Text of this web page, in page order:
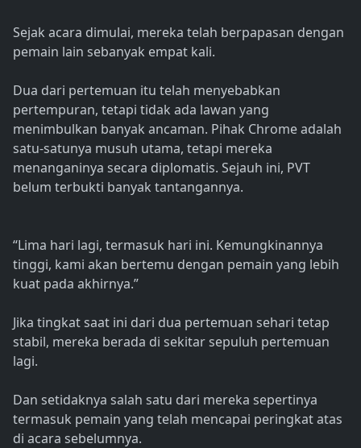
Sejak acara dimulai, mereka telah berpapasan dengan
pemain lain sebanyak empat kali.
Dua dari pertemuan itu telah menyebabkan
pertempuran, tetapi tidak ada lawan yang
menimbulkan banyak ancaman. Pihak Chrome adalah
satu-satunya musuh utama, tetapi mereka
menanganinya secara diplomatis. Sejauh ini, PVT
belum terbukti banyak tantangannya.
“Lima hari lagi, termasuk hari ini. Kemungkinannya
tinggi, kami akan bertemu dengan pemain yang lebih
kuat pada akhirnya.”
Jika tingkat saat ini dari dua pertemuan sehari tetap
stabil, mereka berada di sekitar sepuluh pertemuan
lagi.
Dan setidaknya salah satu dari mereka sepertinya
termasuk pemain yang telah mencapai peringkat atas
di acara sebelumnya.